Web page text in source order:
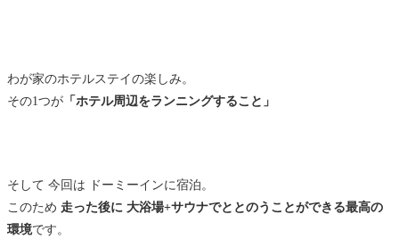
わが家のホテルステイの楽しみ。
その1つが 「ホテル周辺をランニングすること」
そして 今回は ドーミーインに宿泊。
このため 走った後に 大浴場+サウナでととのうことができる最高の
環境です。